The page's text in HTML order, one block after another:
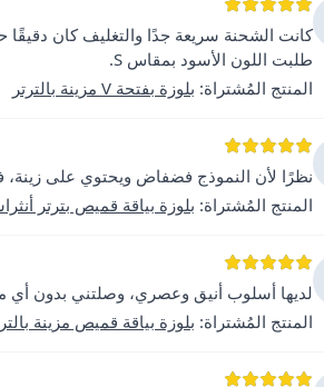
طلبت اللون الأسود بمقاس S.
المنتج المُشتراة: بلوزة بفتحة V مزينة بالترتر
نظرًا لأن النموذج فضفاض ويحتوي على
المنتج المُشتراة: بلوزة بياقة قميص بترتر
لديها أسلوب أنيق وعصري، وصلتني بدون
المنتج المُشتراة: بلوزة بياقة قميص مزينة